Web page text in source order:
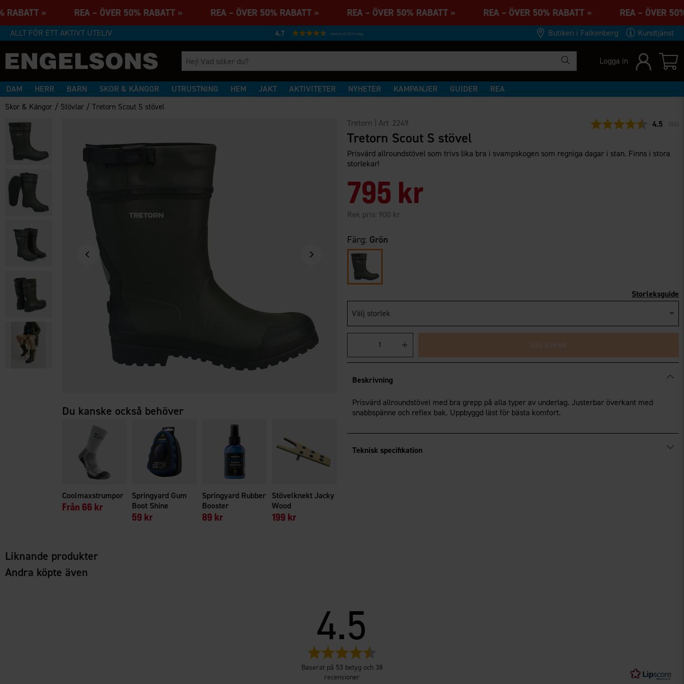
RABATT » REA – ÖVER 50% RABATT » REA – ÖVER 50% RABATT » REA – ÖVER 50% RABATT » REA – ÖVER 50% RABATT » REA –
ALLT FÖR ETT AKTIVT UTELIV 4.7 Baserat på 27231 betyg Butiken i Falkenberg Kundtjänst
Logga in
DAM HERR BARN SKOR & KÄNGOR UTRUSTNING HEM JAKT AKTIVITETER NYHETER KAMPANJER GUIDER REA
Skor & Kängor / Stövlar /Tretorn Scout S stövel
Du kanske också behöver
Coolmaxstrumpor
Från 66 kr
Springyard Gum
Boot Shine
59 kr
Springyard Rubber
Booster
89 kr
Stövelknekt Jacky
Wood
199 kr
Tretorn | Art 2249 4.5 (53
Tretorn Scout S stövel
Prisvärd allroundstövel som trivs lika bra i svampskogen som regniga dagar i stan. Finns i stora
storlekar!
795 kr
Rek pris: 900 kr
Färg: Grön
Storleksguide
Välj storlek
Välj storlek
Beskrivning
Prisvärd allroundstövel med bra grepp på alla typer av underlag. Justerbar överkant med
snabbspänne och reflex bak. Uppbyggd läst för bästa komfort.
Teknisk specifikation
Liknande produkter
Andra köpte även
4.5
utav
Baserat på 53 betyg och 38
recensioner